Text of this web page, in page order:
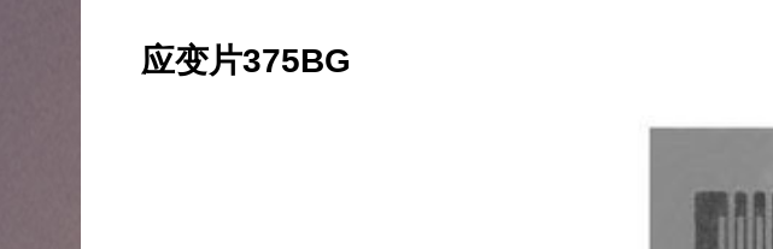
应变片375BG